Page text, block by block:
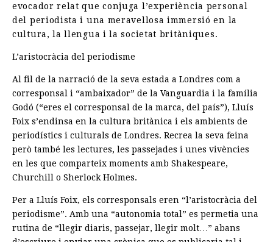
evocador relat que conjuga l’experiència personal
del periodista i una meravellosa immersió en la
cultura, la llengua i la societat britàniques.
L’aristocràcia del periodisme
Al fil de la narració de la seva estada a Londres com a
corresponsal i “ambaixador” de la Vanguardia i la família
Godó (“eres el corresponsal de la marca, del país”), Lluís
Foix s’endinsa en la cultura britànica i els ambients de
periodístics i culturals de Londres. Recrea la seva feina
però també les lectures, les passejades i unes vivències
en les que comparteix moments amb Shakespeare,
Churchill o Sherlock Holmes.
Per a Lluís Foix, els corresponsals eren “l’aristocràcia del
periodisme”. Amb una “autonomia total” es permetia una
rutina de “llegir diaris, passejar, llegir molt…” abans